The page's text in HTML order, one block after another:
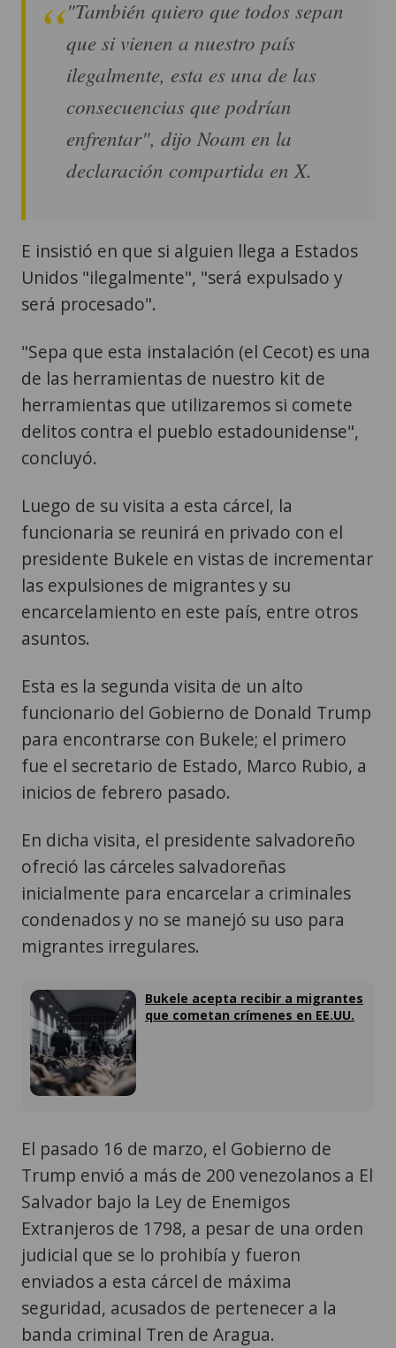
"También quiero que todos sepan
que si vienen a nuestro país
ilegalmente, esta es una de las
consecuencias que podrían
enfrentar", dijo Noam en la
declaración compartida en X.
E insistió en que si alguien llega a Estados
Unidos "ilegalmente", "será expulsado y
será procesado".
"Sepa que esta instalación (el Cecot) es una
de las herramientas de nuestro kit de
herramientas que utilizaremos si comete
delitos contra el pueblo estadounidense",
concluyó.
Luego de su visita a esta cárcel, la
funcionaria se reunirá en privado con el
presidente Bukele en vistas de incrementar
las expulsiones de migrantes y su
encarcelamiento en este país, entre otros
asuntos.
Esta es la segunda visita de un alto
funcionario del Gobierno de Donald Trump
para encontrarse con Bukele; el primero
fue el secretario de Estado, Marco Rubio, a
inicios de febrero pasado.
En dicha visita, el presidente salvadoreño
ofreció las cárceles salvadoreñas
inicialmente para encarcelar a criminales
condenados y no se manejó su uso para
migrantes irregulares.
Bukele acepta recibir a migrantes
que cometan crímenes en EE.UU.
El pasado 16 de marzo, el Gobierno de
Trump envió a más de 200 venezolanos a El
Salvador bajo la Ley de Enemigos
Extranjeros de 1798, a pesar de una orden
judicial que se lo prohibía y fueron
enviados a esta cárcel de máxima
seguridad, acusados de pertenecer a la
banda criminal Tren de Aragua.